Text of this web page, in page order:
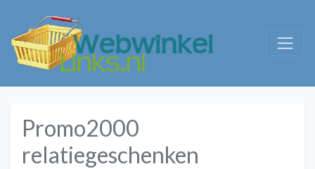
Promo2000
relatiegeschenken